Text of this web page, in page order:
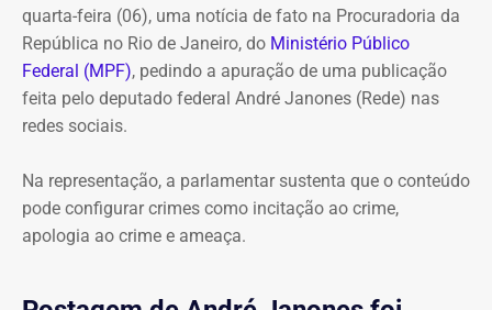
quarta-feira (06), uma notícia de fato na Procuradoria da
República no Rio de Janeiro, do Ministério Público
Federal (MPF), pedindo a apuração de uma publicação
feita pelo deputado federal André Janones (Rede) nas
redes sociais.
Na representação, a parlamentar sustenta que o conteúdo
pode configurar crimes como incitação ao crime,
apologia ao crime e ameaça.